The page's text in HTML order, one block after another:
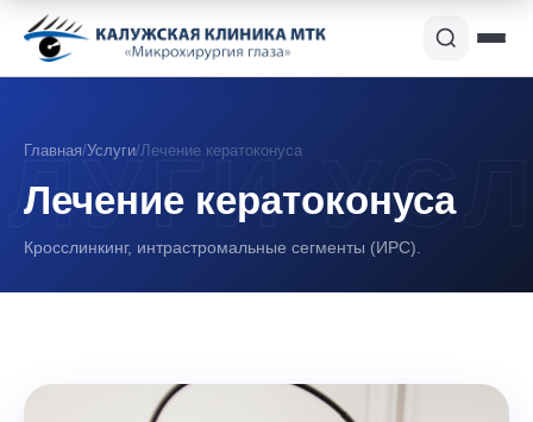
Главная/Услуги/Лечение кератоконуса
Лечение кератоконуса
Кросслинкинг, интрастромальные сегменты (ИРС).